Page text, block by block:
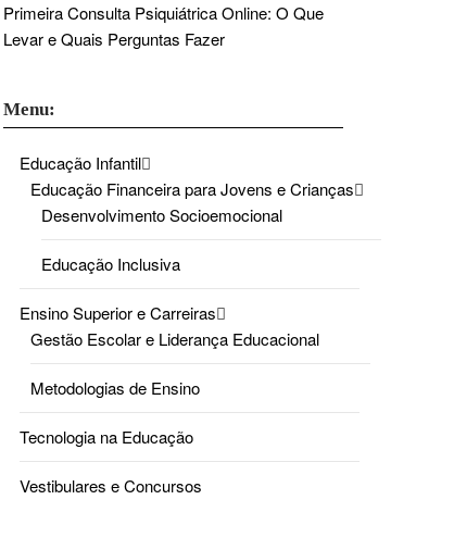
Primeira Consulta Psiquiátrica Online: O Que
Levar e Quais Perguntas Fazer
Menu:
Educação Infantil
Educação Financeira para Jovens e Crianças
Desenvolvimento Socioemocional
Educação Inclusiva
Ensino Superior e Carreiras
Gestão Escolar e Liderança Educacional
Metodologias de Ensino
Tecnologia na Educação
Vestibulares e Concursos